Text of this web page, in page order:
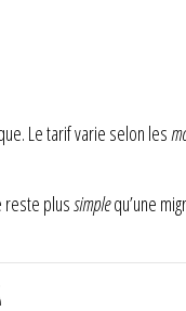
Le tarif varie selon les
reste plussimplequ’une